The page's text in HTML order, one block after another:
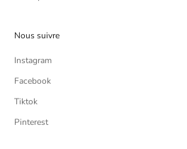
Nous suivre
Instagram
Facebook
Tiktok
Pinterest